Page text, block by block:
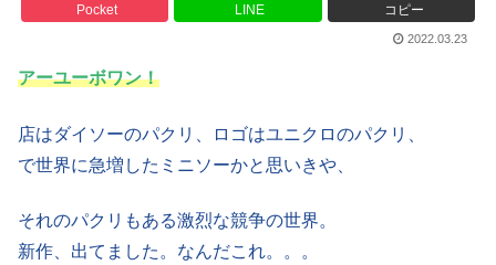
Pocket LINE コピー
2022.03.23
アーユーボワン！
店はダイソーのパクリ、ロゴはユニクロのパクリ、
で世界に急増したミニソーかと思いきや、
それのパクリもある激烈な競争の世界。
新作、出てました。なんだこれ。。。